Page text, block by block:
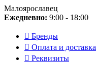
Малоярославец
Ежедневно: 9:00 - 18:00
Бренды
Оплата и доставка
Реквизиты